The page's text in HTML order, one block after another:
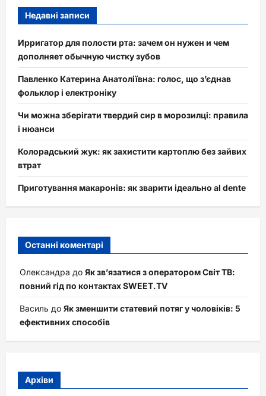
Недавні записи
Ирригатор для полости рта: зачем он нужен и чем
дополняет обычную чистку зубов
Павленко Катерина Анатоліївна: голос, що з’єднав
фольклор і електроніку
Чи можна зберігати твердий сир в морозилці: правила
і нюанси
Колорадський жук: як захистити картоплю без зайвих
втрат
Приготування макаронів: як зварити ідеально al dente
Останні коментарі
Олександра до Як зв’язатися з оператором Світ ТВ:
повний гід по контактах SWEET.TV
Василь до Як зменшити статевий потяг у чоловіків: 5
ефективних способів
Архіви